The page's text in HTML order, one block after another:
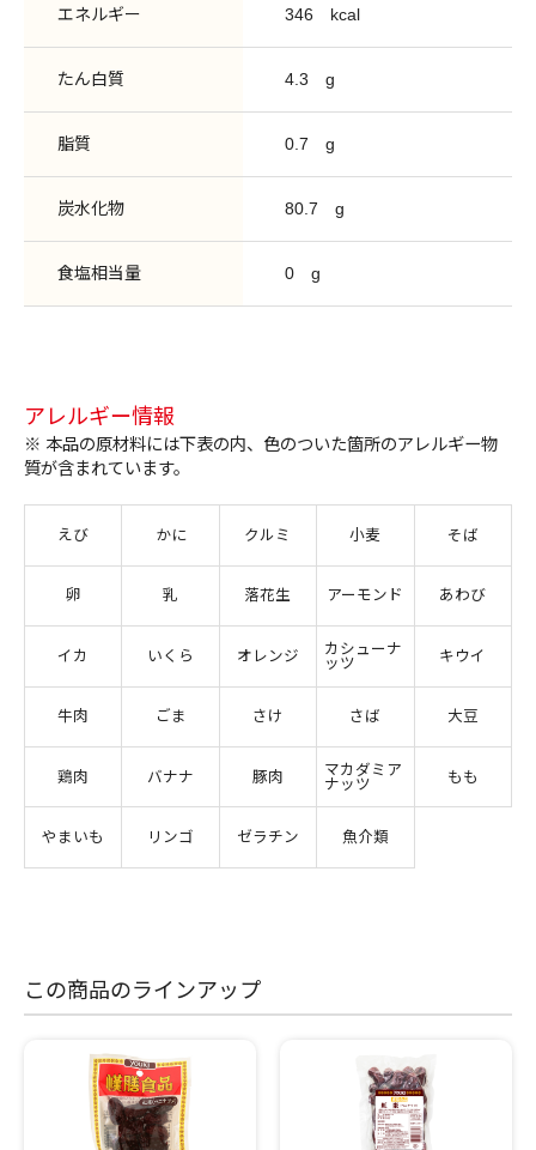
エネルギー 346 kcal
たん白質 4.3 g
脂質 0.7 g
炭水化物 80.7 g
食塩相当量 0 g
アレルギー情報
※ 本品の原材料には下表の内、色のついた箇所のアレルギー物
質が含まれています。
えび かに クルミ 小麦 そば
卵 乳 落花生 アーモンド あわび
イカ いくら オレンジ
カシューナ
ッツ
キウイ
牛肉 ごま さけ さば 大豆
鶏肉 バナナ 豚肉
マカダミア
ナッツ
もも
やまいも リンゴ ゼラチン 魚介類
この商品のラインアップ